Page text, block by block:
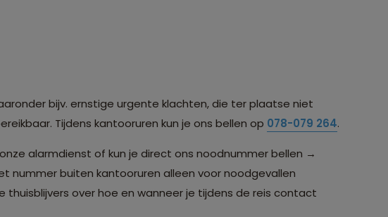
bijv. ernstige urgente klachten, die ter plaatse niet
Tijdens kantooruren kun je ons bellen op 078-079 264.
alarmdienst of kun je direct ons noodnummer bellen →
nummer buiten kantooruren alleen voor noodgevallen
over hoe en wanneer je tijdens de reis contact